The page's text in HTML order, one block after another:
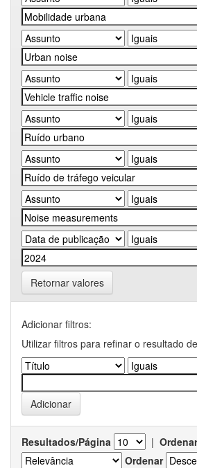
Retornar valores
Adicionar filtros:
Utilizar filtros para refinar o resultado
Resultados/Página |
Ordenar